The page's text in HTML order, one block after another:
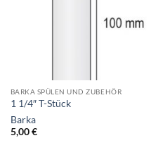
BARKA SPÜLEN UND ZUBEHÖR
1 1/4″ T-Stück
Barka
5,00€